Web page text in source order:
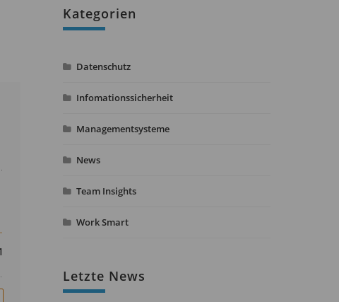
Kategorien
Datenschutz
Infomationssicherheit
Managementsysteme
News
Team Insights
Work Smart
Letzte News